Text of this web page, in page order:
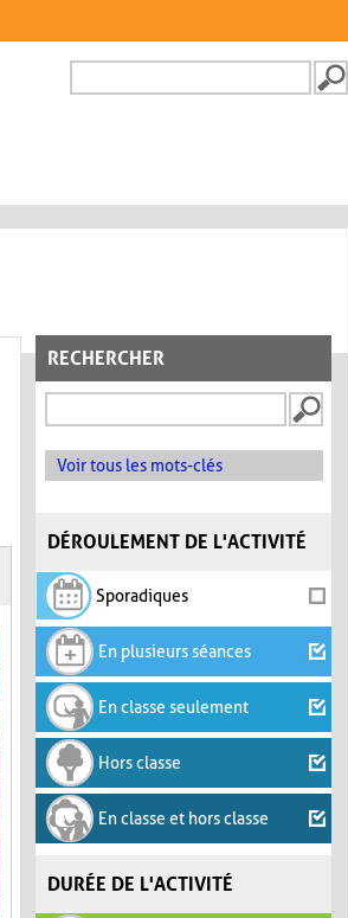
FORMULAIRE DE
RECHERCHER
Voir tous les mots-clés
DÉROULEMENT DE L'ACTIVITÉ
Sporadiques
En plusieurs séances
En classe seulement
Hors classe
En classe et hors classe
DURÉE DE L'ACTIVITÉ